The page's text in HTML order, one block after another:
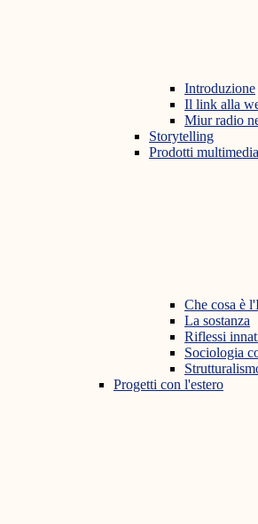
Introduzione
Il link alla
Miur radio
Storytelling
Prodotti
Che cosa è
La sostanza
Riflessi
Sociologia
Progetti con l'estero